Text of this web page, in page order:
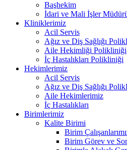
Başhekim
İdari ve Mali İşler
Kliniklerimiz
Acil Servis
Ağız ve Diş Sağlığı
Aile Hekimliği Polikliniği
İç Hastalıkları Polikliniği
Hekimlerimiz
Acil Servis
Ağız ve Diş Sağlığı
Aile Hekimlerimiz
İç Hastalıkları
Birimlerimiz
Kalite Birimi
Birim
Birim Görev ve